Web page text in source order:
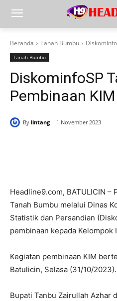
Beranda Tanah Bumbu
Tanah Bumbu
DiskominfoSP
Pembinaan KIM
By lintang 1 November 2023
Headline9.com, BATULICIN –
Tanah Bumbu melalui Dinas
Statistik dan Persandian
pembinaan kepada Kelompok
Kegiatan pembinaan KIM
Batulicin, Selasa (31/10/2023).
Bupati Tanbu Zairullah Azhar